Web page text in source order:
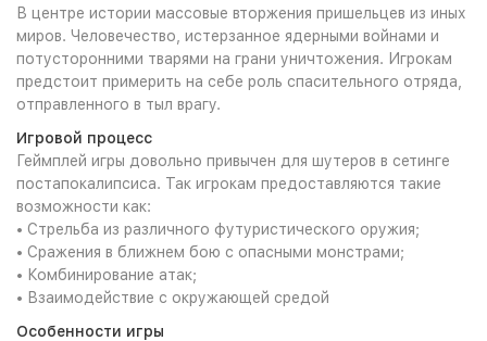
В центре истории массовые вторжения пришельцев из иных
миров. Человечество, истерзанное ядерными войнами и
потусторонними тварями на грани уничтожения. Игрокам
предстоит примерить на себе роль спасительного отряда,
отправленного в тыл врагу.
Игровой процесс
Геймплей игры довольно привычен для шутеров в сетинге
постапокалипсиса. Так игрокам предоставляются такие
возможности как:
• Стрельба из различного футуристического оружия;
• Сражения в ближнем бою с опасными монстрами;
• Комбинирование атак;
• Взаимодействие с окружающей средой
Особенности игры